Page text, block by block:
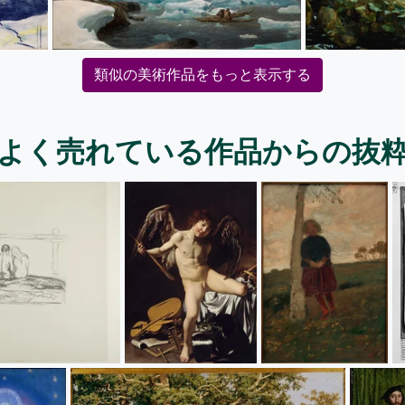
類似の美術作品をもっと表示する
く売れている作品からの抜